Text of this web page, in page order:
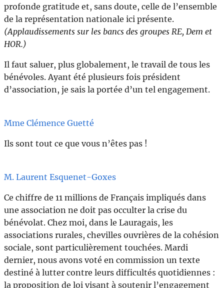
profonde gratitude et, sans doute, celle de l’ensemble
de la représentation nationale ici présente.
(Applaudissements sur les bancs des groupes RE, Dem et
HOR.)
Il faut saluer, plus globalement, le travail de tous les
bénévoles. Ayant été plusieurs fois président
d’association, je sais la portée d’un tel engagement.
Mme Clémence Guetté
Ils sont tout ce que vous n’êtes pas !
M. Laurent Esquenet-Goxes
Ce chiffre de 11 millions de Français impliqués dans
une association ne doit pas occulter la crise du
bénévolat. Chez moi, dans le Lauragais, les
associations rurales, chevilles ouvrières de la cohésion
sociale, sont particulièrement touchées. Mardi
dernier, nous avons voté en commission un texte
destiné à lutter contre leurs difficultés quotidiennes :
la proposition de loi visant à soutenir l’engagement